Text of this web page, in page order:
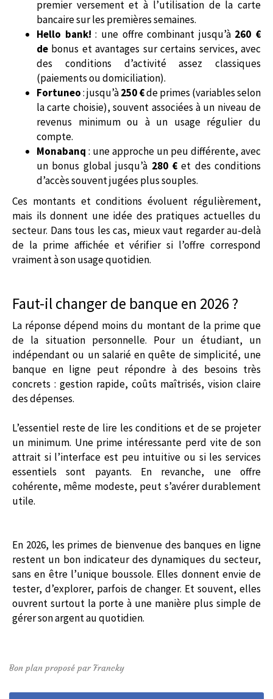
premier versement et à l’utilisation de la carte
bancaire sur les premières semaines.
Hello bank! : une offre combinant jusqu’à 260 €
de bonus et avantages sur certains services, avec
des conditions d’activité assez classiques
(paiements ou domiciliation).
Fortuneo: jusqu’à250 €de primes (variables selon
la carte choisie), souvent associées à un niveau de
revenus minimum ou à un usage régulier du
compte.
Monabanq : une approche un peu différente, avec
un bonus global jusqu’à 280 €et des conditions
d’accès souvent jugées plus souples.
Ces montants et conditions évoluent régulièrement,
mais ils donnent une idée des pratiques actuelles du
secteur. Dans tous les cas, mieux vaut regarder au-delà
de la prime affichée et vérifier si l’offre correspond
vraiment à son usage quotidien.
Faut-il changer de banque en 2026 ?
La réponse dépend moins du montant de la prime que
de la situation personnelle. Pour un étudiant, un
indépendant ou un salarié en quête de simplicité, une
banque en ligne peut répondre à des besoins très
concrets : gestion rapide, coûts maîtrisés, vision claire
des dépenses.
L’essentiel reste de lire les conditions et de se projeter
un minimum. Une prime intéressante perd vite de son
attrait si l’interface est peu intuitive ou si les services
essentiels sont payants. En revanche, une offre
cohérente, même modeste, peut s’avérer durablement
utile.
En 2026, les primes de bienvenue des banques en ligne
restent un bon indicateur des dynamiques du secteur,
sans en être l’unique boussole. Elles donnent envie de
tester, d’explorer, parfois de changer. Et souvent, elles
ouvrent surtout la porte à une manière plus simple de
gérer son argent au quotidien.
Bon plan proposé par Francky